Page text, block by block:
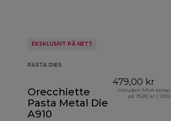
EKSKLUSIVT PÅ NETT
PASTA DIES
Orecchiette
Pasta Metal Die
A910
479,00 kr
Inkludert MVA-beløp
på 95,80 kr ( 25%)